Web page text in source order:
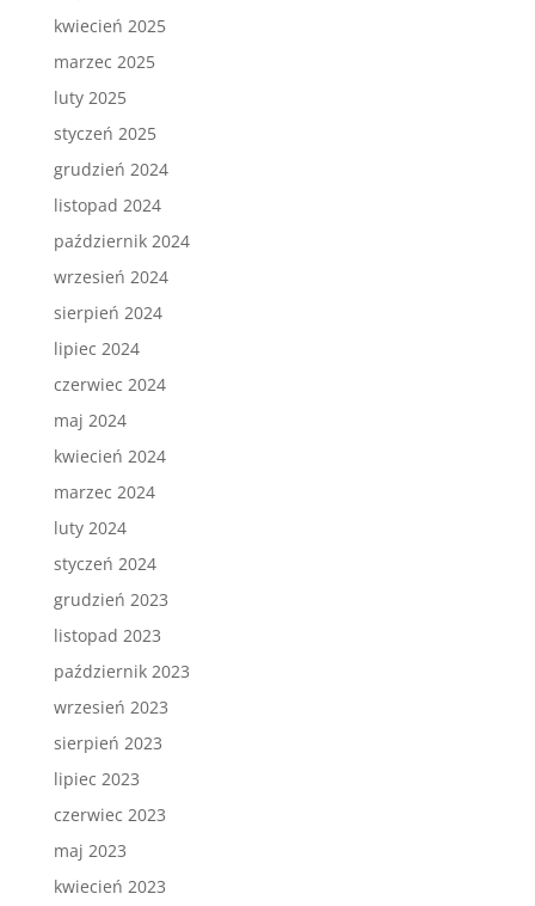
kwiecień 2025
marzec 2025
luty 2025
styczeń 2025
grudzień 2024
listopad 2024
październik 2024
wrzesień 2024
sierpień 2024
lipiec 2024
czerwiec 2024
maj 2024
kwiecień 2024
marzec 2024
luty 2024
styczeń 2024
grudzień 2023
listopad 2023
październik 2023
wrzesień 2023
sierpień 2023
lipiec 2023
czerwiec 2023
maj 2023
kwiecień 2023